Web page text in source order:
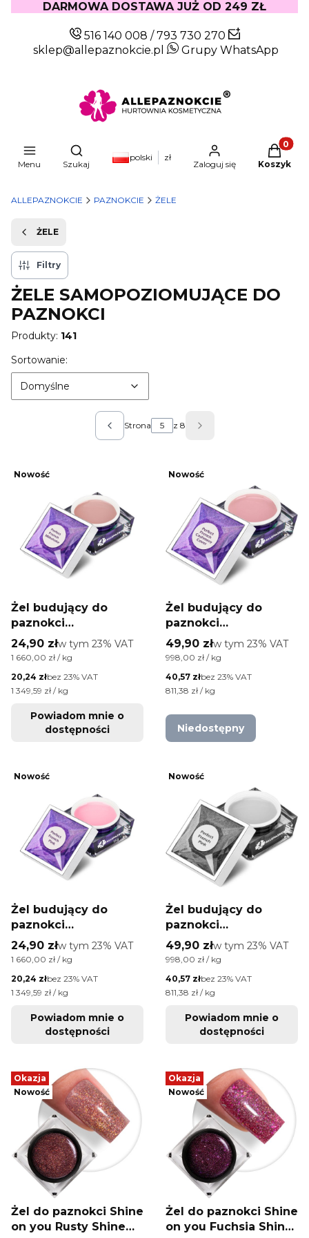
DARMOWA DOSTAWA JUŻ OD 249 ZŁ
516 140 008 /793 730 270
sklep@allepaznokcie.pl
Grupy WhatsApp
Menu
Otwórz wyszukiwarkę
Szukaj
polski zł
Zaloguj się Koszyk
ALLEPAZNOKCIE PAZNOKCIE ŻELE
ŻELE
Filtry
ŻELE SAMOPOZIOMUJĄCE DO
PAZNOKCI
Produkty: 141
Lista produktów
Sortowanie:
Domyślne
Poprzednie produkty
Strona z 8 Następne produkty
Nowość
Żel budujący do
paznokci
samopoziomujący
self leveling builder
French Milkshake
HEMA/Di-HEMA Free
Cena brutto
24,90 złw tym %s VAT
w tym 23% VAT
Cena jednostkowa brutto
1 660,00 zł / kg
Cena netto
20,24 złbez 23% VAT
Cena jednostkowa netto
1 349,59 zł / kg
Powiadom mnie o
dostępności
Nowość
Żel budujący do
paznokci
samopoziomujący
self leveling builder
French Cashmere
Cover HEMA/Di-HEMA
Free 50g
Cena brutto
49,90 złw tym %s VAT
w tym 23% VAT
Cena jednostkowa brutto
998,00 zł / kg
Cena netto
40,57 złbez 23% VAT
Cena jednostkowa netto
811,38 zł / kg
Niedostępny
Nowość
Żel budujący do
paznokci
samopoziomujący
self leveling builder
French Pink HEMA/Di-
HEMA Free 15g
Cena brutto
24,90 złw tym %s VAT
w tym 23% VAT
Cena jednostkowa brutto
1 660,00 zł / kg
Cena netto
20,24 złbez 23% VAT
Cena jednostkowa netto
1 349,59 zł / kg
Powiadom mnie o
dostępności
Nowość
Żel budujący do
paznokci
samopoziomujący
self leveling builder
French Pink HEMA/Di-
HEMA Free 50g
Cena brutto
49,90 złw tym %s VAT
w tym 23% VAT
Cena jednostkowa brutto
998,00 zł / kg
Cena netto
40,57 złbez 23% VAT
Cena jednostkowa netto
811,38 zł / kg
Powiadom mnie o
dostępności
Okazja
Nowość
Żel do paznokci Shine
on you Rusty Shine
Okazja
Nowość
Żel do paznokci Shine
on you Fuchsia Shine